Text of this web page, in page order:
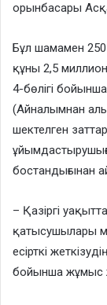
орынбасары
Бұл шамамен 250
құны 2,5
4-бөлігі
(Айналымнан
шектелген
бостандығынан
– Қазіргі
қатысушылары
есірткі
бойынша жұмыс